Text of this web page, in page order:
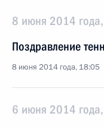
8 июня 2014 года,
Поздравление
8 июня 2014 года, 18:05
6 июня 2014 года,